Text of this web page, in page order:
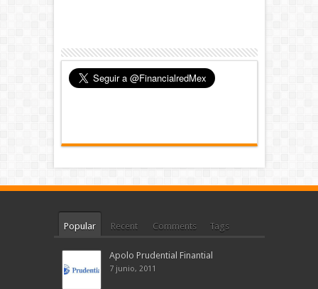
Popular Recent Comments Tags
Apolo Prudential Finantial
7 junio, 2011